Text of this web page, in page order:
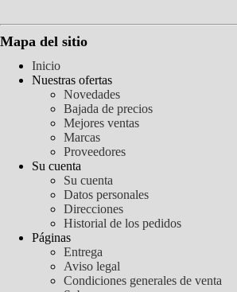
Mapa del sitio
Inicio
Nuestras ofertas
Novedades
Bajada de precios
Mejores ventas
Marcas
Proveedores
Su cuenta
Su cuenta
Datos personales
Direcciones
Historial de los pedidos
Páginas
Entrega
Aviso legal
Condiciones generales de venta